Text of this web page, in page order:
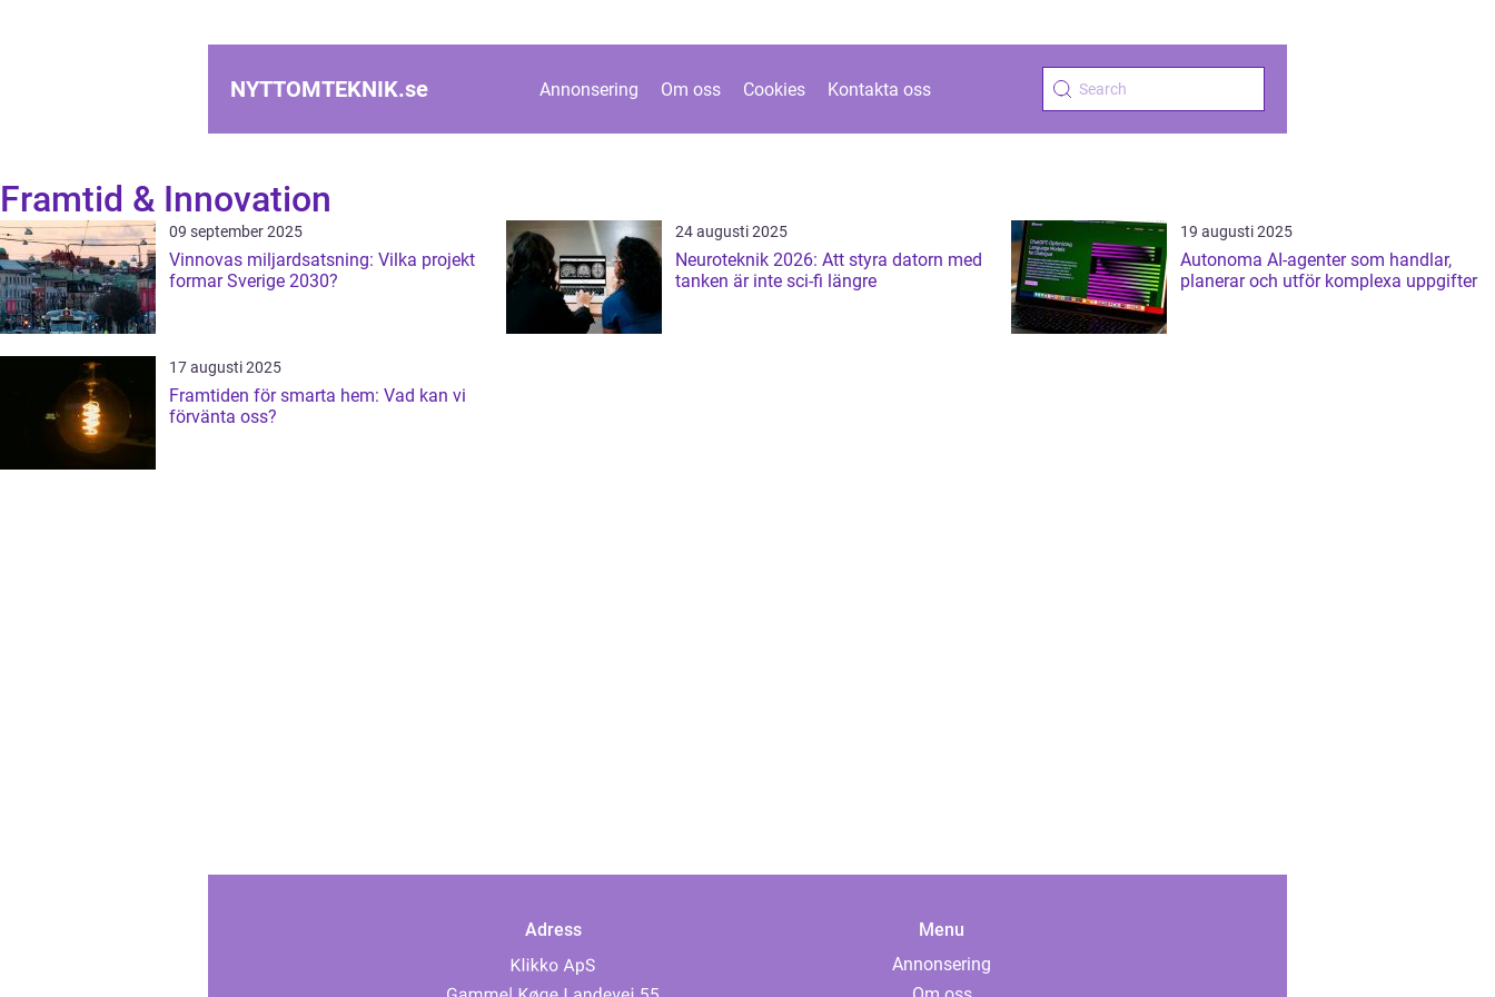
NYTTOMTEKNIK.se Annonsering Om oss Cookies Kontakta oss
Framtid & Innovation
09 september 2025
Vinnovas miljardsatsning: Vilka projekt
formar Sverige 2030?
24 augusti 2025
Neuroteknik 2026: Att styra datorn med
tanken är inte sci-fi längre
19 augusti 2025
Autonoma AI-agenter som handlar,
planerar och utför komplexa uppgifter
17 augusti 2025
Framtiden för smarta hem: Vad kan vi
förvänta oss?
Adress
Menu
Annonsering